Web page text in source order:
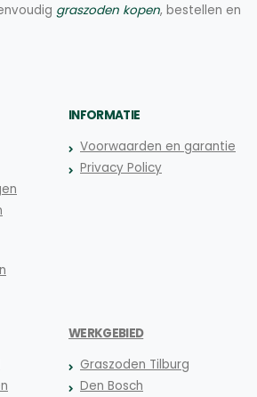
graszoden kopen, bestellen en
INFORMATIE
Voorwaarden en garantie
Privacy Policy
WERKGEBIED
Graszoden Tilburg
Den Bosch